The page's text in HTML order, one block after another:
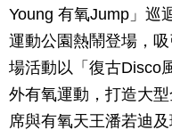
Young 有氧Jump」巡
運動公園熱鬧登場，
場活動以「復古Disco
外有氧運動，打造大
席與有氧天王潘若迪